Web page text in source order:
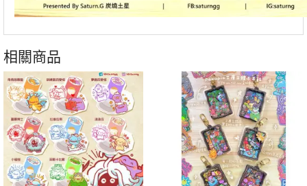
相關商品